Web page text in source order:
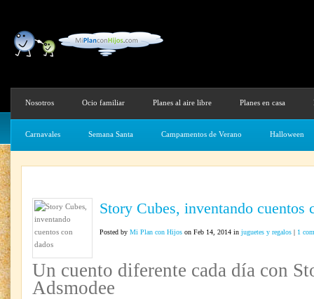
Nosotros Ocio familiar Planes al aire libre Planes en casa
Carnavales Semana Santa Campamentos de Verano Halloween
Story Cubes, inventando cuentos
Posted by Mi Plan con Hijos on Feb 14, 2014 in juguetes y regalos | 1
Un cuento diferente cada día con
Adsmodee